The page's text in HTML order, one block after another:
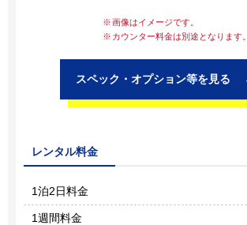
画像はイメージです。
カウンター料金は別途となります。
スペック・オプション等を見る
レンタル料金
1泊2日料金
1週間料金